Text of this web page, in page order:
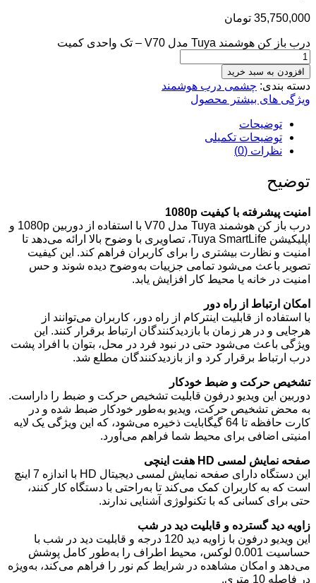
35,750,000 تومان
درب باز کن هوشمند Tuya مدل V70 – تک واحدی کمیت
افزودن به سبد خرید
دسته بندی: چشمی درب هوشمند
ویژگی های بیشتر محصول
توضیحات
توضیحات تکمیلی
نظرات (0)
توضیح
امنیت پیشرفته با کیفیت 1080p
درب باز کن هوشمند Tuya مدل V70 با استفاده از دوربین 1080p و
اپلیکیشن Tuya SmartLife، تصاویری با وضوح بالا ارائه می‌دهد تا
امنیت و نظارت بیشتری را برای کاربران فراهم کند. این کیفیت
تصویر باعث می‌شود تمامی جزییات به‌وضوح دیده شوند و حس
امنیت در خانه یا محیط کار افزایش یابد.
امکان ارتباط از راه دور
با استفاده از قابلیت اینترکام از راه دور، کاربران می‌توانند از
هرجایی و در هر زمان با بازدیدکنندگان ارتباط برقرار کنند. این
ویژگی باعث می‌شود حتی در نبود فرد در محل، بتوان با افراد پشت
درب ارتباط برقرار کرد و از بازدیدکنندگان مطلع شد.
تشخیص حرکت و ضبط خودکار
دوربین این ویدیو درفون قابلیت تشخیص حرکت و ضبط را داراست.
به محض تشخیص حرکت، ویدیو به‌طور خودکار ضبط شده و در
کارت حافظه تا 64 گیگابایت ذخیره می‌شود، که این ویژگی یک لایه
امنیتی اضافی برای محیط شما فراهم می‌آورد.
صفحه نمایش لمسی HD هفت اینچی
این دستگاه دارای صفحه نمایش لمسی دیجیتال HD با اندازه 7 اینچ
است که به کاربران کمک می‌کند تا به‌راحتی با دستگاه کار کنند،
حتی برای کسانی که با تکنولوژی آشنایی ندارند.
زاویه دید گسترده و قابلیت دید در شب
این ویدیو درفون با زاویه دید 120 درجه و قابلیت دید در شب با
حساسیت 0.001 لوکس، محیط اطراف را به‌طور کامل پوشش
می‌دهد و امکان مشاهده در شرایط کم نور را فراهم می‌کند، به‌ویژه
در فاصله 10 متری.